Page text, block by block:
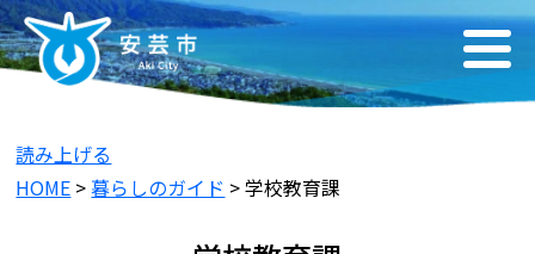
読み上げる
HOME >暮らしのガイド > 学校教育課